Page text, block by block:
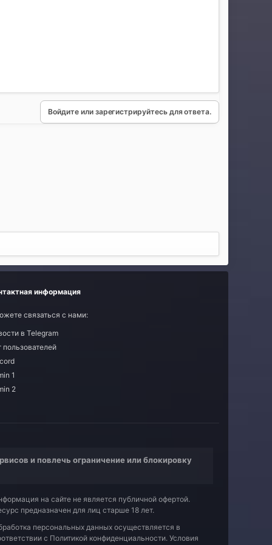
Войдите или зарегистрируйтесь для ответа.
информация
связаться с нами:
в Telegram
пользователей
1
2
и повлечь ограничение или блокировку
на сайте не является публичной офертой.
предназначен для лиц старше 18 лет.
персональных данных осуществляется в
с Политикой конфиденциальности. Условия